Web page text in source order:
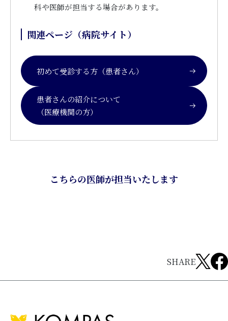
科や医師が担当する場合があります。
関連ページ（病院サイト）
初めて受診する方（患者さん）
患者さんの紹介について
（医療機関の方）
こちらの医師が担当いたします
SHARE